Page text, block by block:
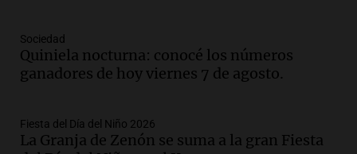
Audio. Aumento de tarifas de luz en San
Luis a partir de agosto por nueva
regulación de la energía
Episodios
Audio.Gabriela Irrazábal: “Un 35,5% de
Sociedad
Quiniela nocturna: conocé los números
ganadores de hoy viernes 7 de agosto.
Fiesta del Día del Niño 2026
La Granja de Zenón se suma a la gran Fiesta